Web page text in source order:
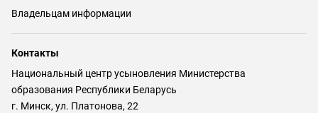
Владельцам информации
Контакты
Национальный центр усыновления Министерства
образования Республики Беларусь
г. Минск, ул. Платонова, 22